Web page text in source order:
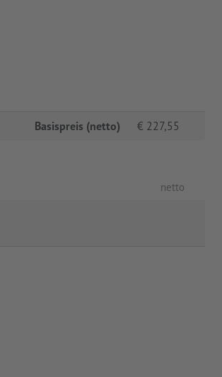
Basispreis (netto) € 227,55
netto